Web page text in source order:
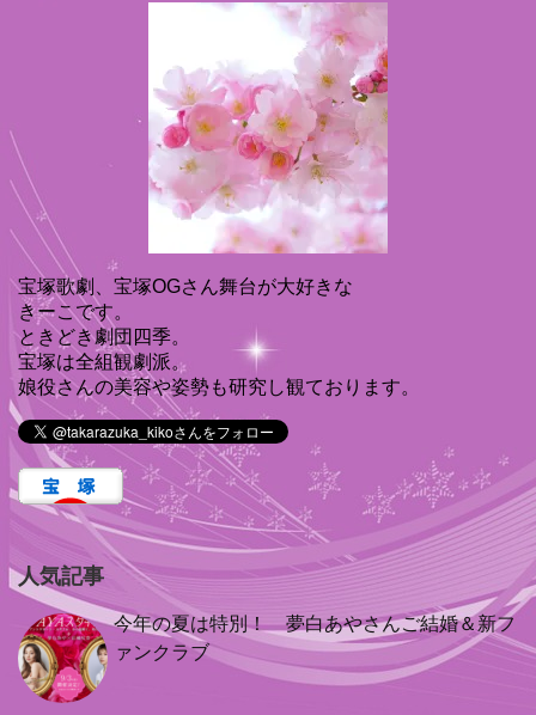
宝塚歌劇、宝塚OGさん舞台が大好きな
きーこです。
ときどき劇団四季。
宝塚は全組観劇派。
娘役さんの美容や姿勢も研究し観ております。
人気記事
今年の夏は特別！ 夢白あやさんご結婚＆新フ
ァンクラブ